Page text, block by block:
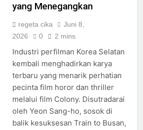
yang Menegangkan
regeta cika
Juni 8,
2026
0 2 mins
Industri perfilman Korea Selatan
kembali menghadirkan karya
terbaru yang menarik perhatian
pecinta film horor dan thriller
melalui film Colony. Disutradarai
oleh Yeon Sang-ho, sosok di
balik kesuksesan Train to Busan,